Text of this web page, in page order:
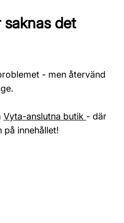
saknas det
- men återvänd
Vyta-anslutna butik - där
på innehållet!